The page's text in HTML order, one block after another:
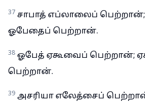
37 சாபாத் எப்லாலைப்
ஓபேதைப் பெற்றான்.
38 ஓபேத் ஏகூவைப் பெற்றான்;
பெற்றான்.
39 அசரியா எலேத்சைப்